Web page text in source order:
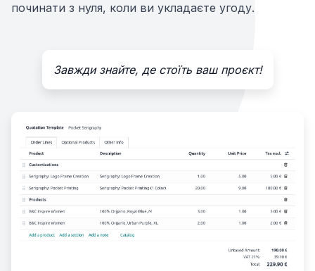
починати з нуля, коли ви укладаєте угоду.
Завжди знайте, де стоїть ваш проєкт!